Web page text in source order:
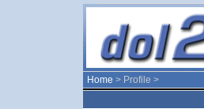
Home > Profile >